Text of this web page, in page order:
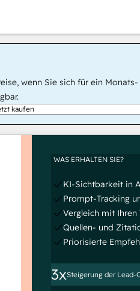
wenn Sie sich für ein
kaufen
WAS ERHALTEN SIE?
KI-Sichtbarkeit in
Prompt-Tracking
Vergleich mit
Quellen- und
Priorisierte
3xSteigerung der Lead-